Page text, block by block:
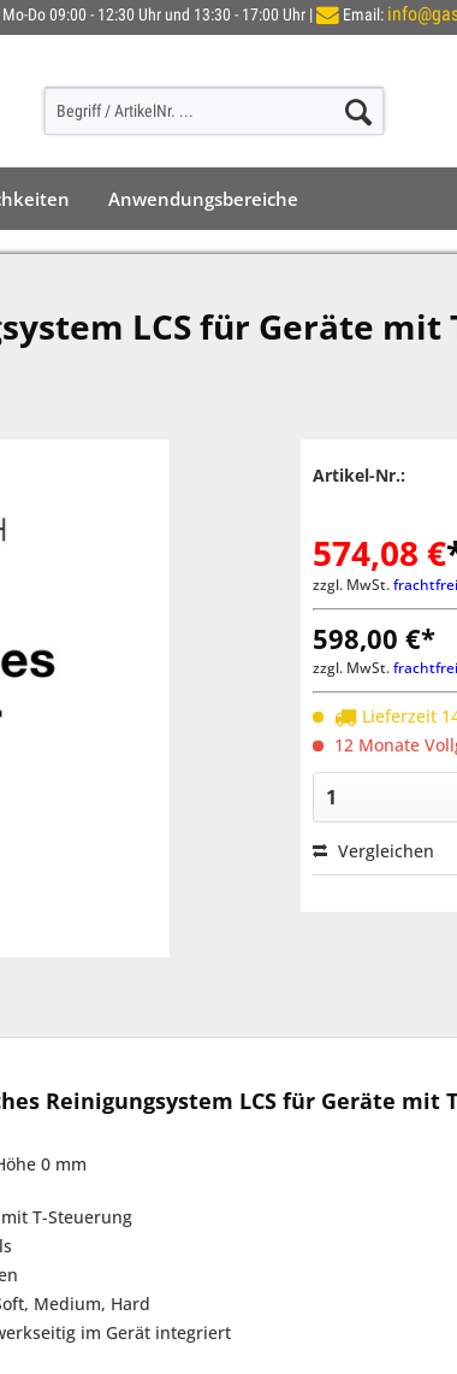
Mo-Do 09:00 - 12:30 Uhr und 13:30 - 17:00 Uhr | Email:
Anwendungsbereiche
LCS für Geräte mit
Artikel-Nr.:
574,08 €
zzgl. MwSt.
598,00 €*
zzgl. MwSt.
Lieferzeit
12 Monate
Vergleichen
Reinigungsystem LCS für Geräte
0 mm
T-Steuerung
Medium, Hard
im Gerät integriert